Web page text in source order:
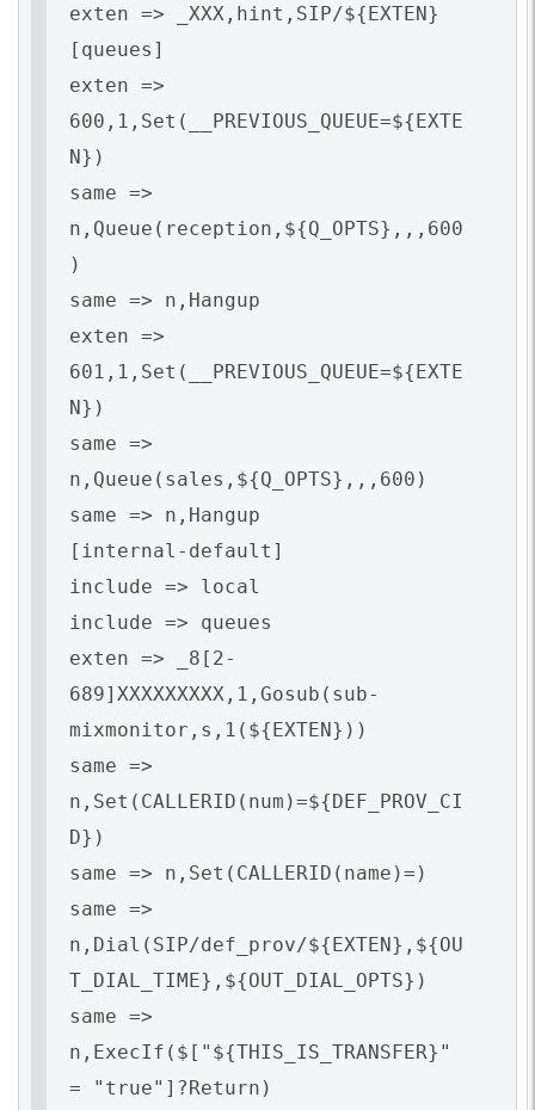
exten => _XXX,hint,SIP/${EXTEN}
[queues]
exten =>
600,1,Set(__PREVIOUS_QUEUE=${EXTE
N})
same =>
n,Queue(reception,${Q_OPTS},,,600
)
same => n,Hangup
exten =>
601,1,Set(__PREVIOUS_QUEUE=${EXTE
N})
same =>
n,Queue(sales,${Q_OPTS},,,600)
same => n,Hangup
[internal-default]
include => local
include => queues
exten => _8[2-
689]XXXXXXXXX,1,Gosub(sub-
mixmonitor,s,1(${EXTEN}))
same =>
n,Set(CALLERID(num)=${DEF_PROV_CI
D})
same => n,Set(CALLERID(name)=)
same =>
n,Dial(SIP/def_prov/${EXTEN},${OU
T_DIAL_TIME},${OUT_DIAL_OPTS})
same =>
n,ExecIf($["${THIS_IS_TRANSFER}"
= "true"]?Return)